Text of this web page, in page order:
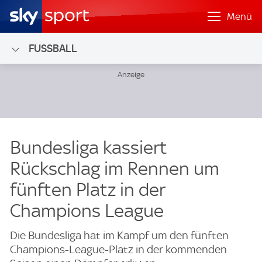
Menü
FUSSBALL
Bundesliga kassiert
Rückschlag im Rennen um
fünften Platz in der
Champions League
Die Bundesliga hat im Kampf um den fünften
Champions-League-Platz in der kommenden